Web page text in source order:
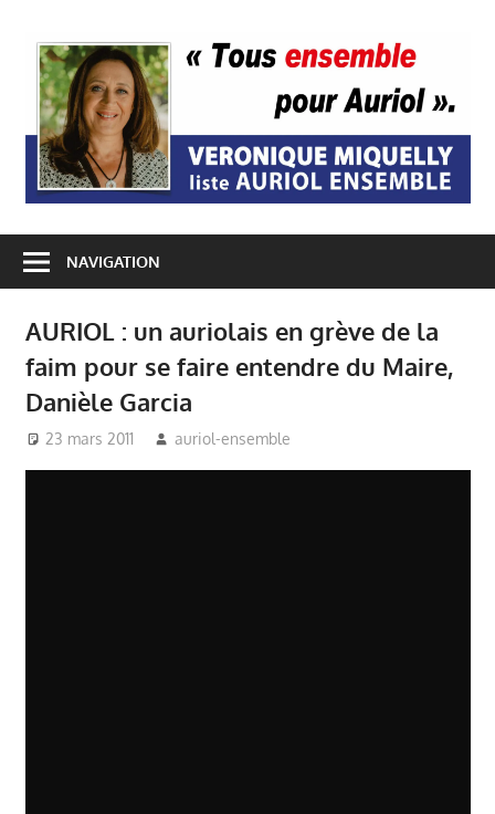
contenu
NAVIGATION
AURIOL : un auriolais en grève de la
faim pour se faire entendre du Maire,
Danièle Garcia
23 mars 2011 auriol-ensemble